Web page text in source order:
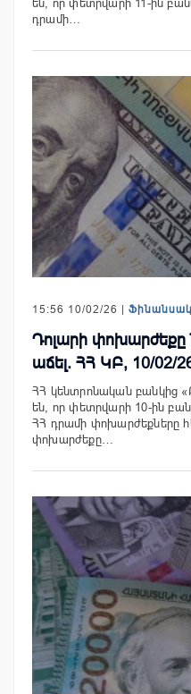
են, որ փետրվարի 11-ին
դրամի…
15:56 10/02/26 |
Դոլարի փոխարժեքը
աճել. ՀՀ ԿԲ, 10/02/
ՀՀ կենտրոնական բանկից
են, որ փետրվարի 10-ին
ՀՀ դրամի փոխարժեքները
փոխարժեքը…